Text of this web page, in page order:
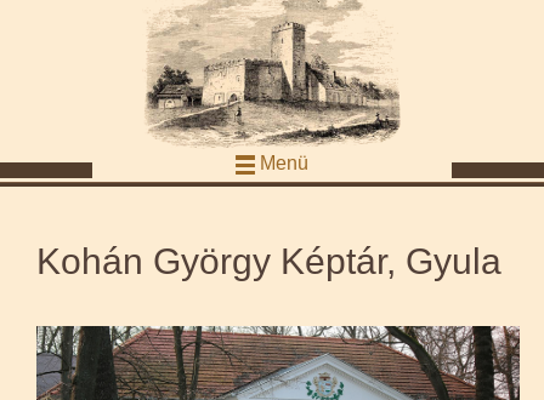
Menü
Kohán György Képtár, Gyula